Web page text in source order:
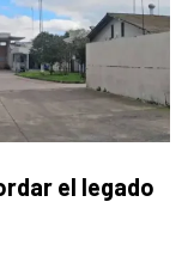
el legado